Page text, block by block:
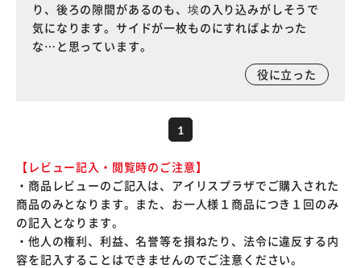
り、後ろの隙間があるのも、埃の入り込みがしそうで
気になります。サイドが一枚ものにすればよかった
な…と思っています。
役に立った
1
【レビュー記入・閲覧時のご注意】
・商品レビューのご記入は、アイリスプラザでご購入された
商品のみとなります。また、お一人様１商品につき１回のみ
の記入となります。
・他人の権利、利益、名誉等を損ねたり、法令に違反する内
容を記入することはできませんのでご注意ください。